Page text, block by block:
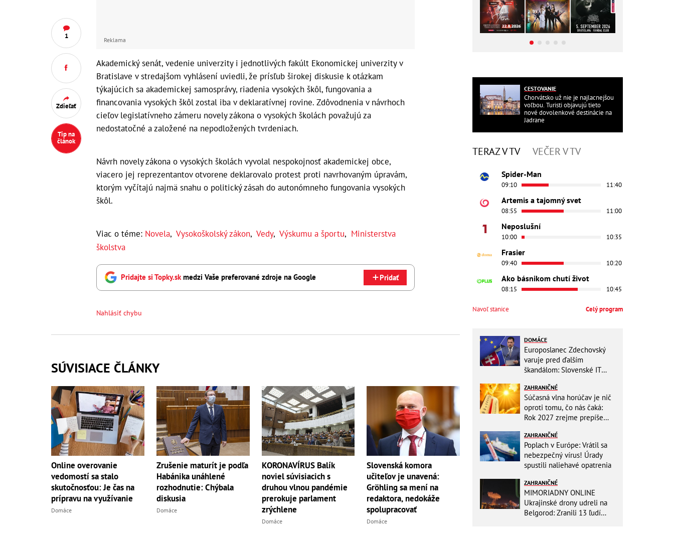
1
Zdieľať
Tip na
článok
Reklama
Akademický senát, vedenie univerzity i jednotlivých fakúlt Ekonomickej univerzity v
Bratislave v stredajšom vyhlásení uviedli, že prísľub širokej diskusie k otázkam
týkajúcich sa akademickej samosprávy, riadenia vysokých škôl, fungovania a
financovania vysokých škôl zostal iba v deklaratívnej rovine. Zdôvodnenia v návrhoch
cieľov legislatívneho zámeru novely zákona o vysokých školách považujú za
nedostatočné a založené na nepodložených tvrdeniach.
Návrh novely zákona o vysokých školách vyvolal nespokojnosť akademickej obce,
viacero jej reprezentantov otvorene deklarovalo protest proti navrhovaným úpravám,
ktorým vyčítajú najmä snahu o politický zásah do autonómneho fungovania vysokých
škôl.
Viac o téme: Novela, Vysokoškolský zákon, Vedy, Výskumu a športu, Ministerstva
školstva
Pridajte si Topky.skmedzi Vaše preferované zdroje na Google Pridať
Nahlásiť chybu
SÚVISIACE ČLÁNKY
Online overovanie
vedomostí sa stalo
skutočnosťou: Je čas na
prípravu na využívanie
Domáce
Zrušenie maturít je podľa
Habánika unáhlené
rozhodnutie: Chýbala
diskusia
Domáce
KORONAVÍRUS Balík
noviel súvisiacich s
druhou vlnou pandémie
prerokuje parlament
zrýchlene
Domáce
Slovenská komora
učiteľov je unavená:
Gröhling sa mení na
redaktora, nedokáže
spolupracovať
Domáce
CESTOVANIE
Chorvátsko už nie je najlacnejšou
voľbou. Turisti objavujú tieto
nové dovolenkové destinácie na
Jadrane
TERAZ V TV VEČER V TV
Spider-Man
09:10 11:40
Artemis a tajomný svet
08:55 11:00
Neposlušní
10:00 10:35
Frasier
09:40 10:20
Ako básnikom chutí život
08:15 10:45
Navoľ stanice Celý program
DOMÁCE
Europoslanec Zdechovský
varuje pred ďalším
škandálom: Slovenské IT
hre sú milióny!
ZAHRANIČNÉ
Súčasná vlna horúčav je nič
oproti tomu, čo nás čaká:
Rok 2027 zrejme prepíše
ZAHRANIČNÉ
Poplach v Európe: Vrátil sa
nebezpečný vírus! Úrady
spustili naliehavé opatrenia
ZAHRANIČNÉ
MIMORIADNY ONLINE
Ukrajinské drony udreli na
Belgorod: Zranili 13 ľudí